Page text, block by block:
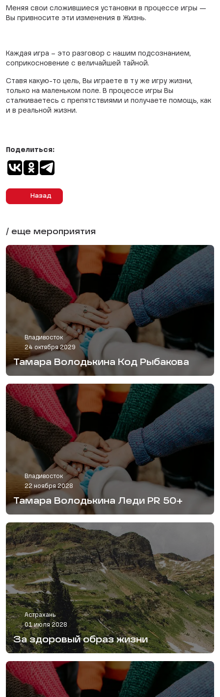
Меняя свои сложившиеся установки в процессе игры —
Вы привносите эти изменения в Жизнь.
Каждая игра – это разговор с нашим подсознанием,
соприкосновение с величайшей тайной.
Ставя какую-то цель, Вы играете в ту же игру жизни,
только на маленьком поле. В процессе игры Вы
сталкиваетесь с препятствиями и получаете помощь, как
и в реальной жизни.
Назад
Поделиться:
/ еще мероприятия
Владивосток
24 октября 2029
Тамара Володькина Код Рыбакова
Владивосток
22 ноября 2028
Тамара Володькина Леди PR 50+
Астрахань
01 июля 2028
За здоровый образ жизни